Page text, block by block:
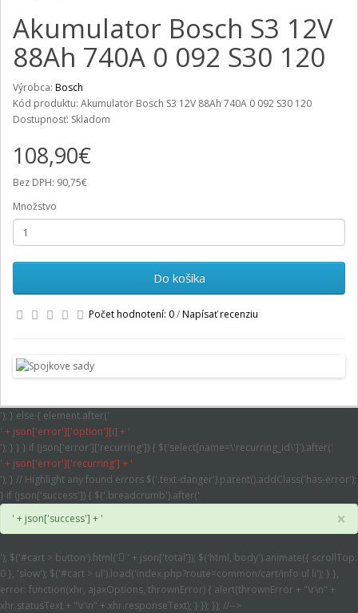
Akumulator Bosch S3 12V
88Ah 740A 0 092 S30 120
Výrobca: Bosch
Kód produktu: Akumulator Bosch S3 12V 88Ah 740A 0 092 S30 120
Dostupnosť: Skladom
108,90€
Bez DPH: 90,75€
Množstvo
Do košíka
Počet hodnotení: 0/Napísať recenziu
'); } else { element.after('
' + json['error']['option'][i] + '
'); } } } if (json['error']['recurring']) { $('select[name=\'recurring_id\']').after('
' + json['error']['recurring'] + '
'); } // Highlight any found errors $('.text-danger').parent().addClass('has-error');
} if (json['success']) { $('.breadcrumb').after('
' + json['success'] + '
×
'); $('#cart > button').html('
' + json['total']); $('html, body').animate({ scrollTop:
0 }, 'slow'); $('#cart > ul').load('index.php?route=common/cart/info ul li'); } },
error: function(xhr, ajaxOptions, thrownError) { alert(thrownError + "\r\n" +
xhr.statusText + "\r\n" + xhr.responseText); } }); }); //-->